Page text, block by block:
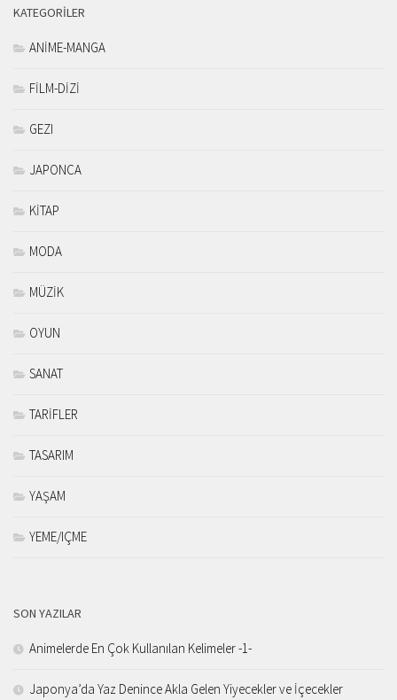
KATEGORILER
ANİME-MANGA
FİLM-DİZİ
GEZI
JAPONCA
KİTAP
MODA
MÜZİK
OYUN
SANAT
TARİFLER
TASARIM
YAŞAM
YEME/IÇME
SON YAZILAR
Animelerde En Çok Kullanılan Kelimeler -1-
Japonya’da Yaz Denince Akla Gelen Yiyecekler ve İçecekler